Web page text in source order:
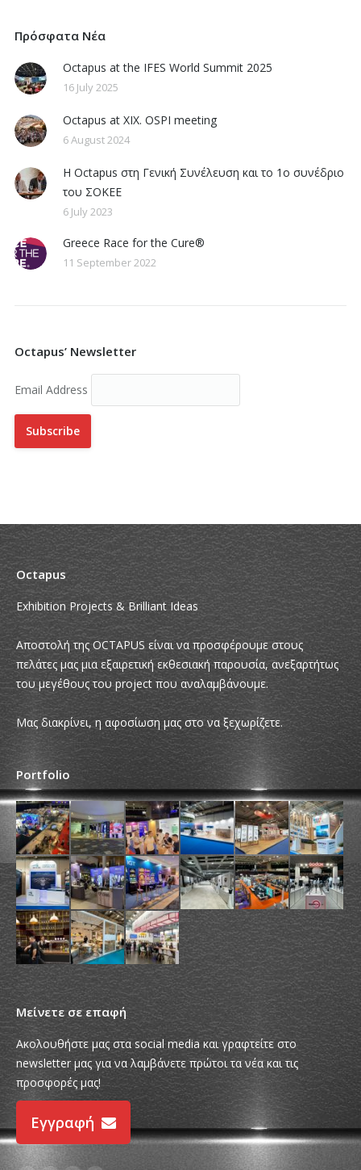
Πρόσφατα Νέα
Octapus at the IFES World Summit 2025
16 July 2025
Octapus at XIX. OSPI meeting
6 August 2024
Η Octapus στη Γενική Συνέλευση και το 1ο συνέδριο
του ΣΟΚΕΕ
6 July 2023
Greece Race for the Cure®
11 September 2022
Octapus’ Newsletter
Email Address
Octapus
Exhibition Projects & Brilliant Ideas
Αποστολή της OCTAPUS είναι να προσφέρουμε στους
πελάτες μας μια εξαιρετική εκθεσιακή παρουσία, ανεξαρτήτως
του μεγέθους του project που αναλαμβάνουμε.
Μας διακρίνει, η αφοσίωση μας στο να ξεχωρίζετε.
Portfolio
Μείνετε σε επαφή
Ακολουθήστε μας στα social media και γραφτείτε στο
newsletter μας για να λαμβάνετε πρώτοι τα νέα και τις
προσφορές μας!
Εγγραφή